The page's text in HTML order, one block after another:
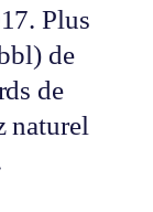
Plus
de
de
naturel